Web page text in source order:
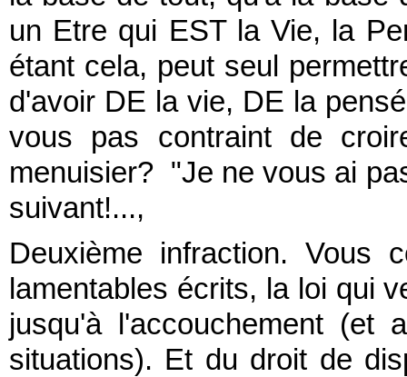
un Etre qui EST la Vie, la
étant cela, peut seul
d'avoir DE la vie, DE la
vous pas contraint de
menuisier? "Je ne vous ai
suivant!...,
Deuxième infraction. Vous
lamentables écrits, la loi qui
jusqu'à l'accouchement (et
situations). Et du droit de